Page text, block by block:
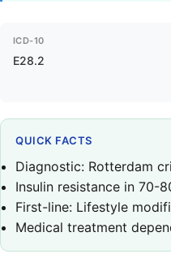
ICD-10
E28.2
QUICK FACTS
Diagnostic: Rotterdam
Insulin resistance in 70-
First-line: Lifestyle
Medical treatment